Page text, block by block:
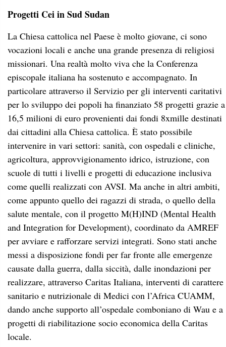
Progetti Cei in Sud Sudan
La Chiesa cattolica nel Paese è molto giovane, ci sono
vocazioni locali e anche una grande presenza di religiosi
missionari. Una realtà molto viva che la Conferenza
episcopale italiana ha sostenuto e accompagnato. In
particolare attraverso il Servizio per gli interventi caritativi
per lo sviluppo dei popoli ha finanziato 58 progetti grazie a
16,5 milioni di euro provenienti dai fondi 8xmille destinati
dai cittadini alla Chiesa cattolica. È stato possibile
intervenire in vari settori: sanità, con ospedali e cliniche,
agricoltura, approvvigionamento idrico, istruzione, con
scuole di tutti i livelli e progetti di educazione inclusiva
come quelli realizzati con AVSI. Ma anche in altri ambiti,
come appunto quello dei ragazzi di strada, o quello della
salute mentale, con il progetto M(H)IND (Mental Health
and Integration for Development), coordinato da AMREF
per avviare e rafforzare servizi integrati. Sono stati anche
messi a disposizione fondi per far fronte alle emergenze
causate dalla guerra, dalla siccità, dalle inondazioni per
realizzare, attraverso Caritas Italiana, interventi di carattere
sanitario e nutrizionale di Medici con l’Africa CUAMM,
dando anche supporto all’ospedale comboniano di Wau e a
progetti di riabilitazione socio economica della Caritas
locale.